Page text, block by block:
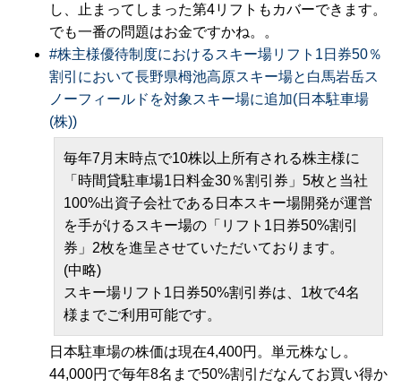
し、止まってしまった第4リフトもカバーできます。
でも一番の問題はお金ですかね。。
#株主様優待制度におけるスキー場リフト1日券50％
割引において長野県栂池高原スキー場と白馬岩岳ス
ノーフィールドを対象スキー場に追加(日本駐車場
(株))
毎年7月末時点で10株以上所有される株主様に
「時間貸駐車場1日料金30％割引券」5枚と当社
100%出資子会社である日本スキー場開発が運営
を手がけるスキー場の「リフト1日券50%割引
券」2枚を進呈させていただいております。
(中略)
スキー場リフト1日券50%割引券は、1枚で4名
様までご利用可能です。
日本駐車場の株価は現在4,400円。単元株なし。
44,000円で毎年8名まで50%割引だなんてお買い得か